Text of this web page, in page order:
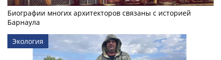
Биографии многих архитекторов связаны с историей
Барнаула
Экология